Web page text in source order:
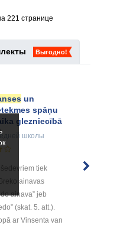
221 странице
Выгодно!
un
spāņu
glezniecībā
школы
tiek
ainavas
ainava” jeb
(skat. 5. att.).
ar Vinsenta van